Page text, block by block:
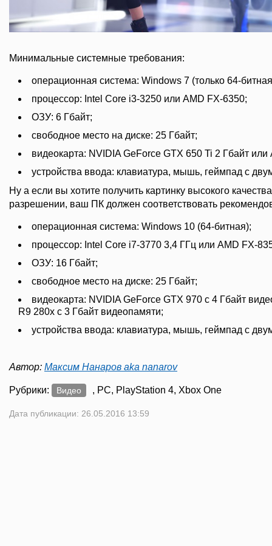
Минимальные системные требования:
операционная система: Windows 7 (только 64-
процессор: Intel Core i3-3250 или AMD FX-6350;
ОЗУ: 6 Гбайт;
свободное место на диске: 25 Гбайт;
видеокарта: NVIDIA GeForce GTX 650 Ti 2 Гбайт
устройства ввода: клавиатура, мышь, геймпад с
Ну а если вы хотите получить картинку высокого
разрешении, ваш ПК должен соответствовать
операционная система: Windows 10 (64-битная);
процессор: Intel Core i7-3770 3,4 ГГц или AMD FX-
ОЗУ: 16 Гбайт;
свободное место на диске: 25 Гбайт;
видеокарта: NVIDIA GeForce GTX 970 с 4 Гбайт
R9 280x с 3 Гбайт видеопамяти;
устройства ввода: клавиатура, мышь, геймпад с
Автор: Максим Нанаров aka nanarov
Рубрики: Видео , PC, PlayStation 4, Xbox One
Дата публикации: 26.05.2016 13:59